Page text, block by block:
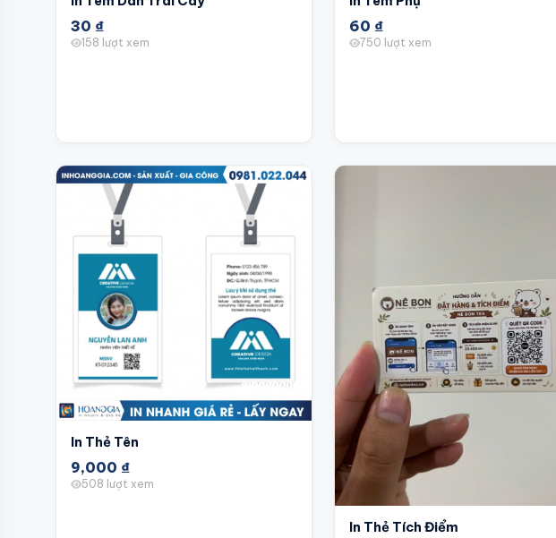
30 ₫
158 lượt xem
60 ₫
750 lượt xem
In Thẻ Tên
9,000 ₫
508 lượt xem
In Thẻ Tích Điểm